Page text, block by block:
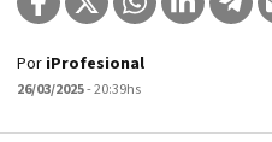
Por iProfesional
26/03/2025- 20:39hs